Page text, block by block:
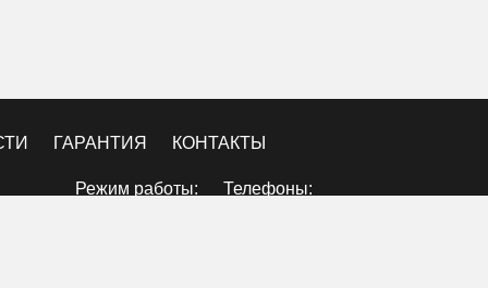
ГАРАНТИЯ КОНТАКТЫ
Режим работы:
Телефоны: